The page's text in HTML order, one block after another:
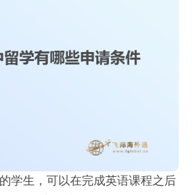
学生，可以在完成英语课程之后